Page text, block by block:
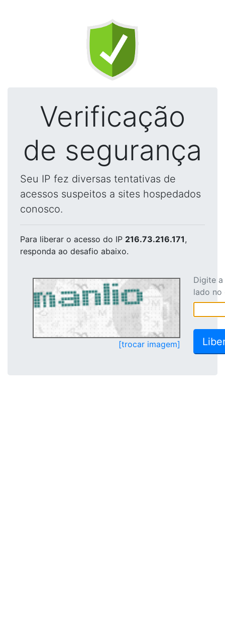
Verificação
de segurança
Seu IP fez diversas tentativas de
acessos suspeitos a sites hospedados
conosco.
Para liberar o acesso do IP 216.73.216.171,
responda ao desafio abaixo.
[trocar imagem]
Digite
lado no